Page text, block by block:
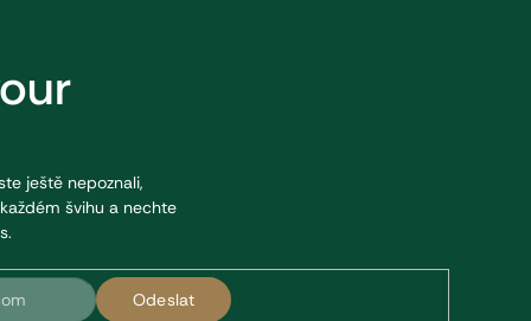
ještě nepoznali,
švihu a nechte
Odeslat